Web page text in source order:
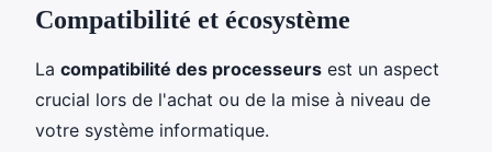
Compatibilité et écosystème
La compatibilité des processeurs est un aspect
crucial lors de l'achat ou de la mise à niveau de
votre système informatique.